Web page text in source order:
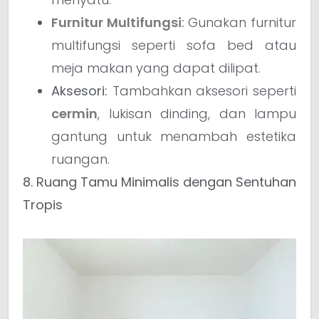
Furnitur Multifungsi: Gunakan furnitur
multifungsi seperti sofa bed atau
meja makan yang dapat dilipat.
Aksesori: Tambahkan aksesori seperti
cermin, lukisan dinding, dan lampu
gantung untuk menambah estetika
ruangan.
8. Ruang Tamu Minimalis dengan Sentuhan
Tropis